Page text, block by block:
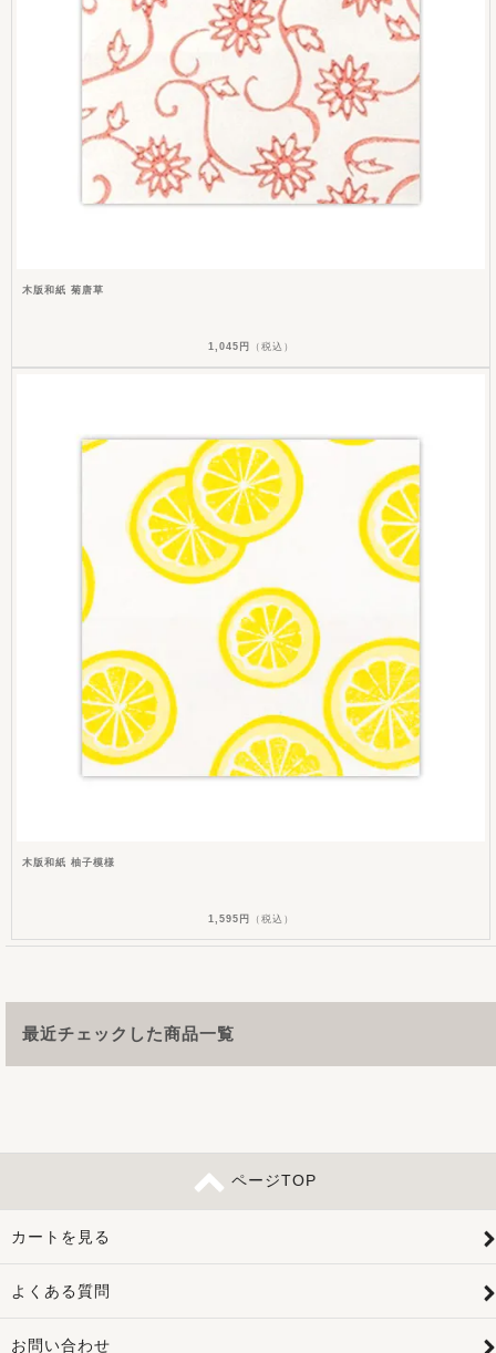
木版和紙 菊唐草
1,045円 （税込）
木版和紙 柚子模様
1,595円 （税込）
最近チェックした商品一覧
ページTOP
カートを見る
よくある質問
お問い合わせ